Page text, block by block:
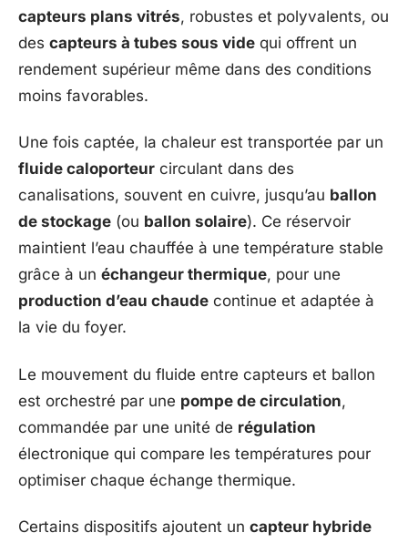
capteurs plans vitrés, robustes et polyvalents, ou
des capteurs à tubes sous vide qui offrent un
rendement supérieur même dans des conditions
moins favorables.
Une fois captée, la chaleur est transportée par un
fluide caloporteur circulant dans des
canalisations, souvent en cuivre, jusqu’au ballon
de stockage (ou ballon solaire). Ce réservoir
maintient l’eau chauffée à une température stable
grâce à un échangeur thermique, pour une
production d’eau chaude continue et adaptée à
la vie du foyer.
Le mouvement du fluide entre capteurs et ballon
est orchestré par une pompe de circulation,
commandée par une unité de régulation
électronique qui compare les températures pour
optimiser chaque échange thermique.
Certains dispositifs ajoutent un capteur hybride